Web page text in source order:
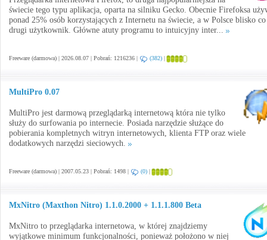
świecie tego typu aplikacja, oparta na silniku Gecko. Obecnie Firefoksa
ponad 25% osób korzystających z Internetu na świecie, a w Polsce blisko co
drugi użytkownik. Główne atuty programu to intuicyjny inter...
Freeware (darmowa) | 2026.08.07 | Pobrań: 1216236 | (382) |
MultiPro 0.07
MultiPro jest darmową przeglądarką internetową która nie tylko
służy do surfowania po internecie. Posiada narzędzie służące do
pobierania kompletnych witryn internetowych, klienta FTP oraz wiele
dodatkowych narzędzi sieciowych.
Freeware (darmowa) | 2007.05.23 | Pobrań: 1498 | (0) |
MxNitro (Maxthon Nitro) 1.1.0.2000 + 1.1.1.800 Beta
MxNitro to przeglądarka internetowa, w której znajdziemy
wyjątkowe minimum funkcjonalności, ponieważ położono w niej